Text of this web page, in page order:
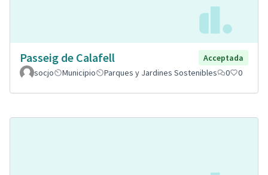
Passeig de Calafell
Acceptada
socjo
Municipio Parques y Jardines Sostenibles 0 0